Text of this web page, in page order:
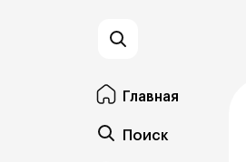
Главная
Поиск